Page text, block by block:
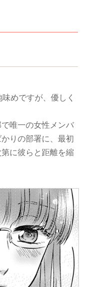
めですが、優しく
唯一の女性メンバ
りの部署に、最初
に彼らと距離を縮